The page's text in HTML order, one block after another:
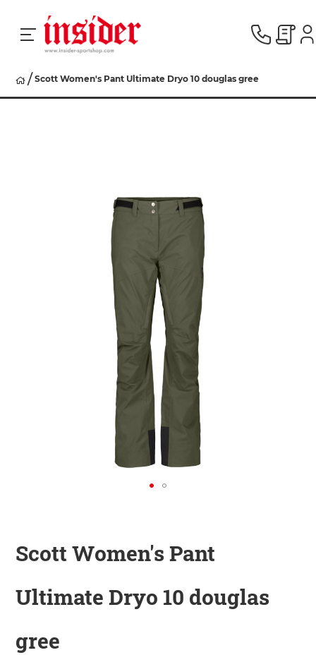
RACING
Scott Women's Pant Ultimate Dryo 10 douglas gree
Scott Women's Pant
Ultimate Dryo 10 douglas
gree